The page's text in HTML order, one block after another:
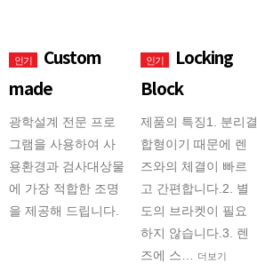
인기
Custom
made
광학설계 전문 프로
그램을 사용하여 사
용환경과 검사대상물
에 가장 적합한 조명
을 제공해 드립니다.
인기
Locking
Block
제품의 특징1. 분리결
합형이기 때문에 렌
즈와의 체결이 빠르
고 간편합니다.2. 별
도의 브라켓이 필요
하지 않습니다.3. 렌
즈에 스…
더보기